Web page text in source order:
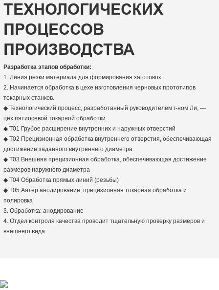
ТЕХНОЛОГИЧЕСКИХ
ПРОЦЕССОВ
ПРОИЗВОДСТВА
Разработка этапов обработки:
1. Линия резки материала для формирования заготовок.
2. Начинается обработка в цехе изготовления черновых прототипов
токарных станков.
◆ Технологический процесс, разработанный руководителем г-ном Ли, —
цех пятиосевой токарной обработки.
◆ T01 Грубое расширение внутренних и наружных отверстий
◆ Т02 Прецизионная обработка внутреннего отверстия, обеспечивающая
достижение заданного внутреннего диаметра.
◆ T03 Внешняя прецизионная обработка, обеспечивающая достижение
размеров наружного диаметра
◆ T04 Обработка прямых линий (резьбы)
◆ Т05 Аатер анодирование, прецизионная токарная обработка и
полировка
3. Обработка: анодирование
4. Отдел контроля качества проводит тщательную проверку размеров и
внешнего вида.